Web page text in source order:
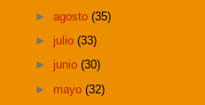
►agosto(35)
► julio(33)
► junio(30)
► mayo(32)